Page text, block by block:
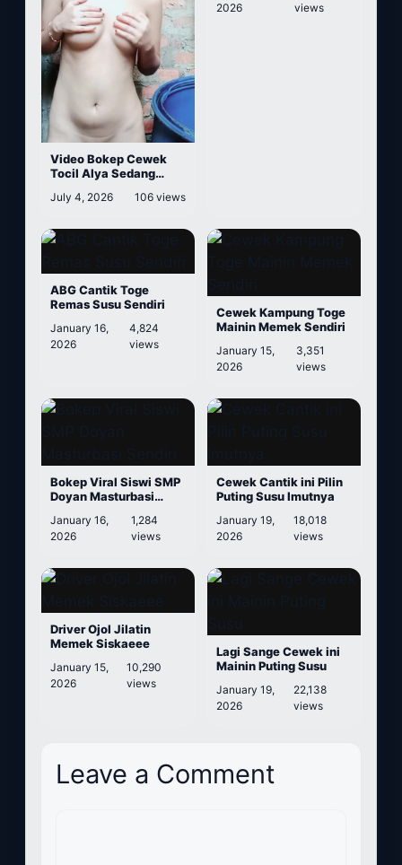
Video Bokep Cewek
Tocil Alya Sedang
Susu
July 4, 2026 106 views
2026
views
ABG Cantik Toge
Remas Susu Sendiri
January 16,
2026
4,824
views
Cewek Kampung Toge
Mainin Memek Sendiri
January 15,
2026
3,351
views
Bokep Viral Siswi SMP
Doyan Masturbasi
January 16,
2026
1,284
views
Cewek Cantik ini Pilin
Puting Susu Imutnya
January 19,
2026
18,018
views
Driver Ojol Jilatin
Memek Siskaeee
January 15,
2026
10,290
views
Lagi Sange Cewek ini
Mainin Puting Susu
January 19,
2026
22,138
views
Leave a Comment